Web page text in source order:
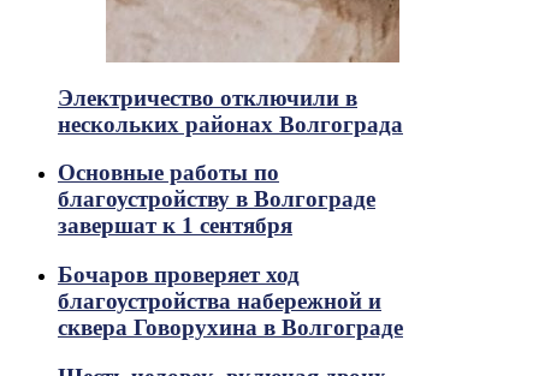
Электричество отключили в
нескольких районах Волгограда
Основные работы по
благоустройству в Волгограде
завершат к 1 сентября
Бочаров проверяет ход
благоустройства набережной и
сквера Говорухина в Волгограде